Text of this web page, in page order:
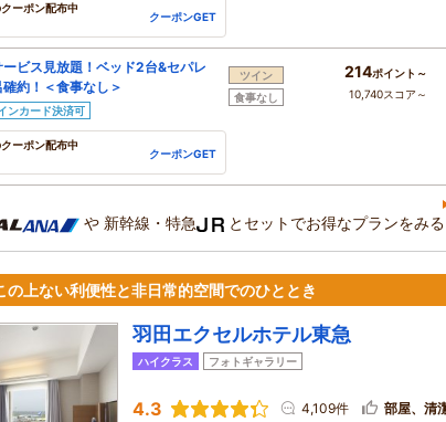
ーポン配布中
クーポンGET
ビス見放題！ベッド2台&セパレ
約！＜食事なし＞
ンカード決済可
ーポン配布中
クーポンGET
ツイン
食事なし
214ポイント～
10,740スコア～
や 新幹線・特急 とセットでお得なプランをみる
の上ない利便性と非日常的空間でのひととき
羽田エクセルホテル東急
ハイクラス フォトギャラリー
4.3 4,109件 部屋、清